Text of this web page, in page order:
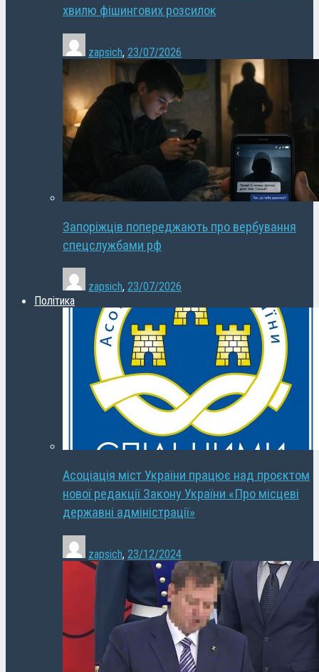
хвилю фішингових розсилок
zapsich, 23/07/2026
Запоріжців попереджають про вербування
спецслужбами рф
zapsich, 23/07/2026
Політика
Асоціація міст України працює над проєктом
нової редакції Закону України «Про місцеві
державні адміністрації»
zapsich, 23/12/2024